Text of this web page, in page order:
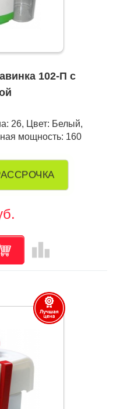
102-П с
26, Цвет: Белый,
мощность: 160
leaderboard